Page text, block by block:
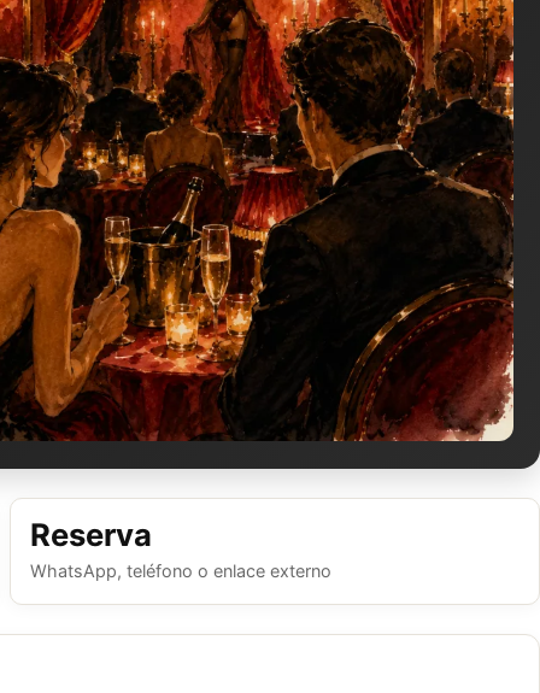
Reserva
WhatsApp, teléfono o enlace externo